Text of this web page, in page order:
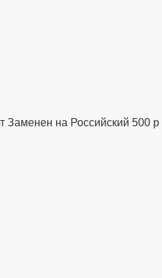
Заменен на Российский 500 р